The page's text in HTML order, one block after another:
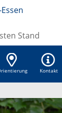
Stand
Kontakt